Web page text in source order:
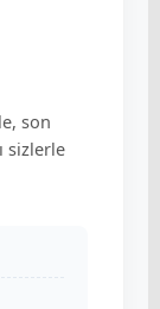
son
sizlerle